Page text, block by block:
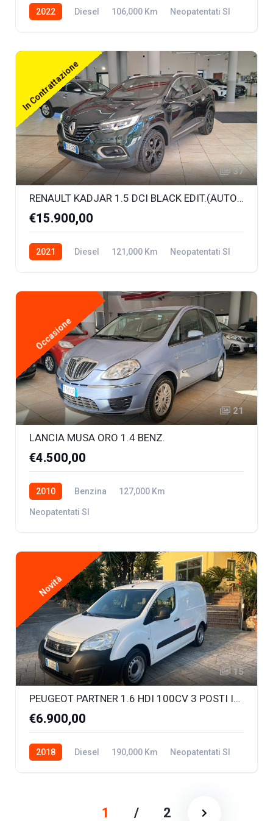
2022 Diesel 106,000 Km Neopatentati SI
In Contrattazione
37
RENAULT KADJAR 1.5 DCI BLACK EDIT.(AUTOCARRO N1 5 POSTI)
€15.900,00
2021 Diesel 121,000 Km Neopatentati SI
Occasione
21
LANCIA MUSA ORO 1.4 BENZ.
€4.500,00
2010 Benzina 127,000 Km
Neopatentati SI
Novità
15
PEUGEOT PARTNER 1.6 HDI 100CV 3 POSTI IN CABINA
€6.900,00
2018 Diesel 190,000 Km Neopatentati SI
1 / 2